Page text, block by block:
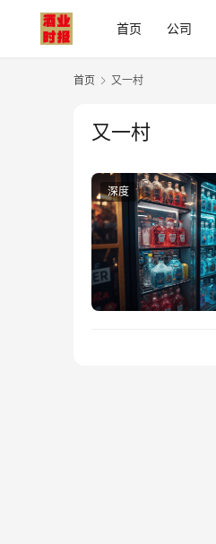
首页 公司
首页 又一村
又一村
深度